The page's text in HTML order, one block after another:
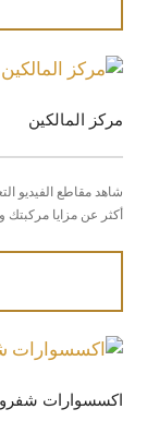
مركز المالكين
شاهد مقاطع الفيديو
أكثر عن مزايا مركبتك
اكسسوارات